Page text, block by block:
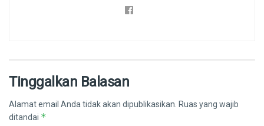
Tinggalkan Balasan
Alamat email Anda tidak akan dipublikasikan. Ruas yang wajib
ditandai *